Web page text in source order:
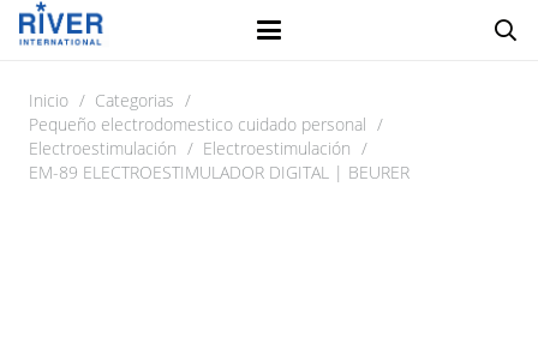
Inicio / Categorias /
Pequeño electrodomestico cuidado personal /
Electroestimulación / Electroestimulación /
EM-89 ELECTROESTIMULADOR DIGITAL | BEURER